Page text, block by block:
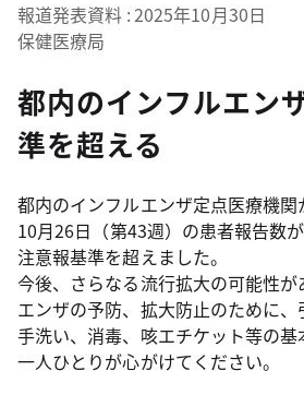
報道発表資料 2025年10月30日
保健医療局
都内のインフルエン
準を超える
都内のインフルエンザ定点医療機
10月26日（第43週）の患者報告数
注意報基準を超えました。
今後、さらなる流行拡大の可能性
エンザの予防、拡大防止のために
手洗い、消毒、咳エチケット等の
一人ひとりが心がけてください。